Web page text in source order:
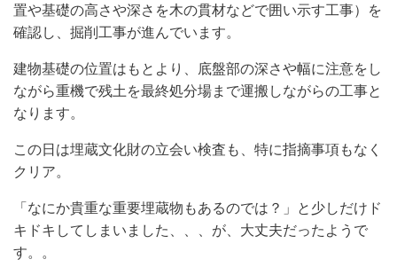
置や基礎の高さや深さを木の貫材などで囲い示す工事）を
確認し、掘削工事が進んでいます。
建物基礎の位置はもとより、底盤部の深さや幅に注意をし
ながら重機で残土を最終処分場まで運搬しながらの工事と
なります。
この日は埋蔵文化財の立会い検査も、特に指摘事項もなく
クリア。
「なにか貴重な重要埋蔵物もあるのでは？」と少しだけド
キドキしてしまいました、、、が、大丈夫だったようで
す。。